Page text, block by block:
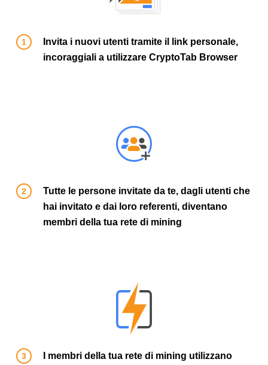
Invita i nuovi utenti tramite il link personale,
incoraggiali a utilizzare CryptoTab Browser
Tutte le persone invitate da te, dagli utenti che
hai invitato e dai loro referenti, diventano
membri della tua rete di mining
I membri della tua rete di mining utilizzano